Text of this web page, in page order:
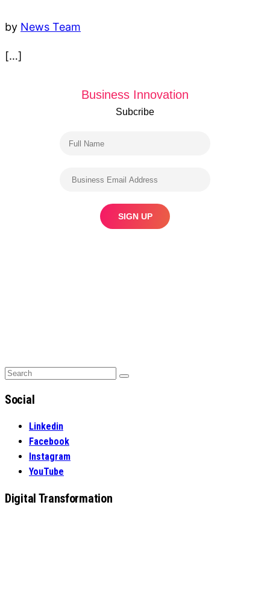
by News Team
[…]
Business Innovation
Subcribe
Search
Search
Social
Linkedin
Facebook
Instagram
YouTube
Digital Transformation